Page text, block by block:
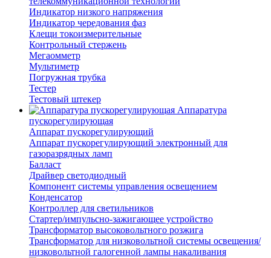
Индикатор низкого напряжения
Индикатор чередования фаз
Клещи токоизмерительные
Контрольный стержень
Мегаомметр
Мультиметр
Погружная трубка
Тестер
Тестовый штекер
Аппаратура
пускорегулирующая
Аппарат пускорегулирующий
Аппарат пускорегулирующий электронный для
газоразрядных ламп
Балласт
Драйвер светодиодный
Компонент системы управления освещением
Конденсатор
Контроллер для светильников
Стартер/импульсно-зажигающее устройство
Трансформатор высоковольтного розжига
Трансформатор для низковольтной системы освещения/
низковольтной галогенной лампы накаливания